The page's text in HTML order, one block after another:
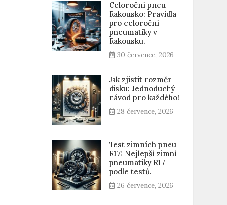
Celoroční pneu
Rakousko: Pravidla
pro celoroční
pneumatiky v
Rakousku.
30 července, 2026
Jak zjistit rozměr
disku: Jednoduchý
návod pro každého!
28 července, 2026
Test zimních pneu
R17: Nejlepší zimní
pneumatiky R17
podle testů.
26 července, 2026